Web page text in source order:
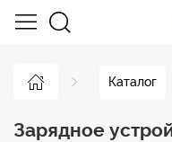
Каталог
Зарядное